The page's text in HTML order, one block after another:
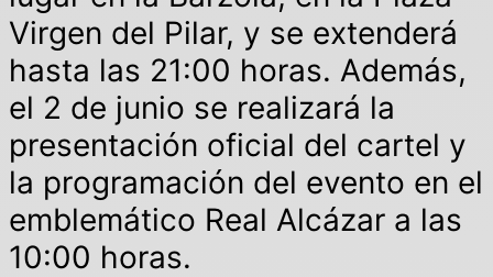
Virgen del Pilar, y se extenderá
hasta las 21:00 horas. Además,
el 2 de junio se realizará la
presentación oficial del cartel y
la programación del evento en el
emblemático Real Alcázar a las
10:00 horas.